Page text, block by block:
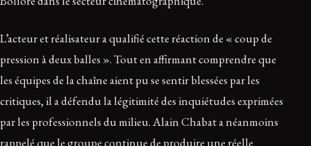
L’acteur et réalisateur a qualifié cette réaction de « coup de
pression à deux balles ». Tout en affirmant comprendre que
les équipes de la chaîne aient pu se sentir blessées par les
critiques, il a défendu la légitimité des inquiétudes exprimées
par les professionnels du milieu. Alain Chabat a néanmoins
rappelé que le groupe continue de produire une réelle